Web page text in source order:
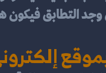
التطابق فيكون